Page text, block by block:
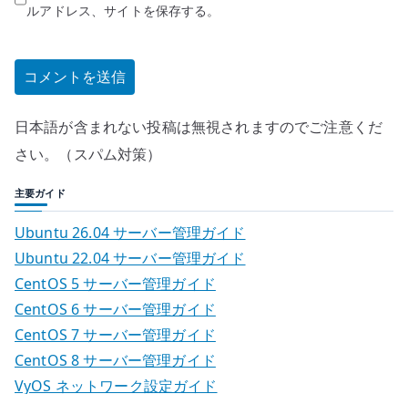
ルアドレス、サイトを保存する。
日本語が含まれない投稿は無視されますのでご注意くだ
さい。（スパム対策）
主要ガイド
Ubuntu 26.04 サーバー管理ガイド
Ubuntu 22.04 サーバー管理ガイド
CentOS 5 サーバー管理ガイド
CentOS 6 サーバー管理ガイド
CentOS 7 サーバー管理ガイド
CentOS 8 サーバー管理ガイド
VyOS ネットワーク設定ガイド